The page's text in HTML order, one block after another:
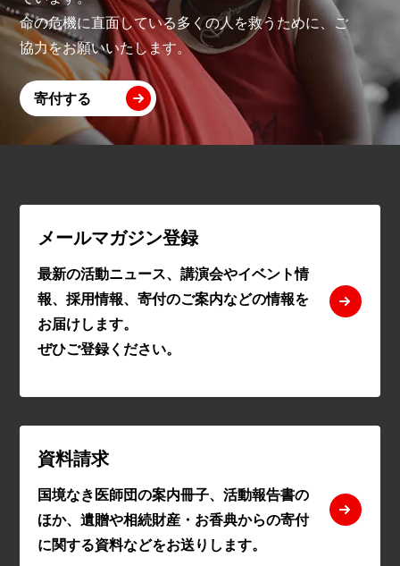
命の危機に直面している多くの人を救うために、ご
協力をお願いいたします。
寄付する
メールマガジン登録
最新の活動ニュース、講演会やイベント情
報、採用情報、寄付のご案内などの情報を
お届けします。
ぜひご登録ください。
資料請求
国境なき医師団の案内冊子、活動報告書の
ほか、遺贈や相続財産・お香典からの寄付
に関する資料などをお送りします。